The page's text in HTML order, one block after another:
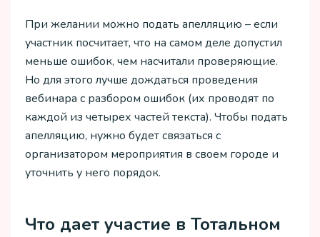
При желании можно подать апелляцию – если
участник посчитает, что на самом деле допустил
меньше ошибок, чем насчитали проверяющие.
Но для этого лучше дождаться проведения
вебинара с разбором ошибок (их проводят по
каждой из четырех частей текста). Чтобы подать
апелляцию, нужно будет связаться с
организатором мероприятия в своем городе и
уточнить у него порядок.
Что дает участие в Тотальном